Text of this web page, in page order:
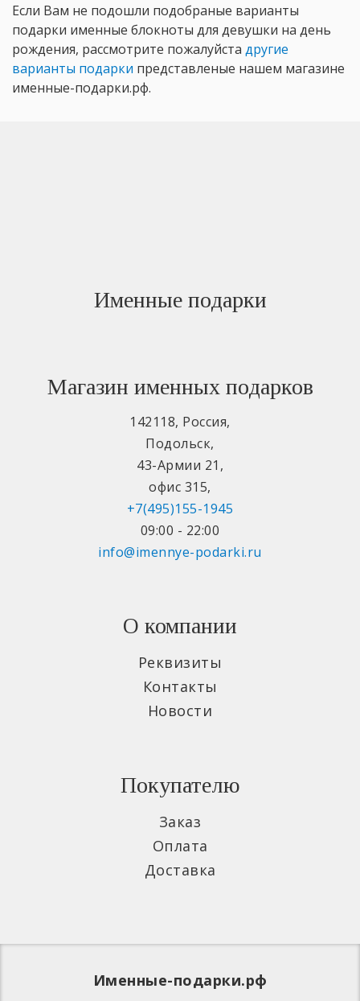
Если Вам не подошли подобраные варианты
подарки именные блокноты для девушки на день
рождения, рассмотрите пожалуйста другие
варианты подарки представленые нашем магазине
именные-подарки.рф.
Именные подарки
Магазин именных подарков
142118, Россия,
Подольск,
43-Армии 21 ,
офис 315,
+7(495)155-1945
09:00 - 22:00
info@imennye-podarki.ru
О компании
Реквизиты
Контакты
Новости
Покупателю
Заказ
Оплата
Доставка
Именные-подарки.рф